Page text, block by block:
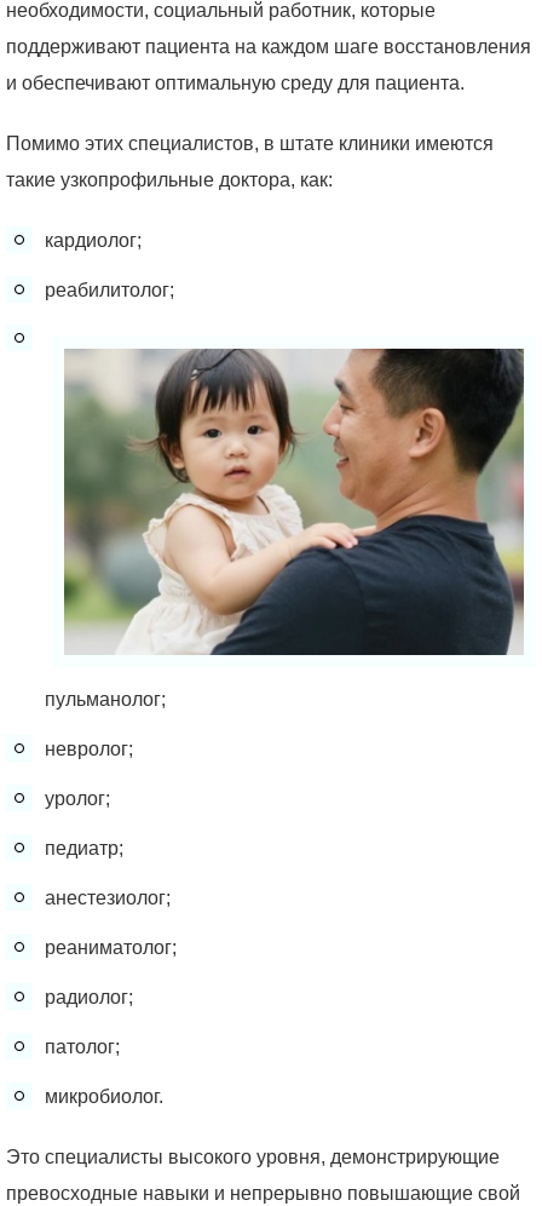
необходимости, социальный работник, которые
поддерживают пациента на каждом шаге восстановления
и обеспечивают оптимальную среду для пациента.
Помимо этих специалистов, в штате клиники имеются
такие узкопрофильные доктора, как:
кардиолог;
реабилитолог;
пульманолог;
невролог;
уролог;
педиатр;
анестезиолог;
реаниматолог;
радиолог;
патолог;
микробиолог.
Это специалисты высокого уровня, демонстрирующие
превосходные навыки и непрерывно повышающие свой